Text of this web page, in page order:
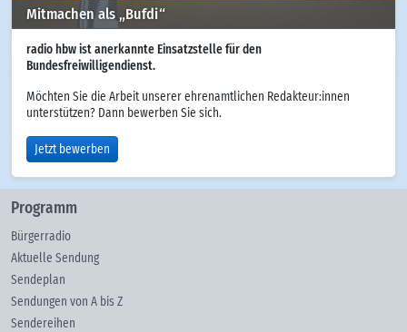
Mitmachen als „Bufdi“
radio hbw ist anerkannte Einsatzstelle für den
Bundesfreiwilligendienst.
Möchten Sie die Arbeit unserer ehrenamtlichen Redakteur:innen
unterstützen? Dann bewerben Sie sich.
Jetzt bewerben
Programm
Bürgerradio
Aktuelle Sendung
Sendeplan
Sendungen von A bis Z
Sendereihen